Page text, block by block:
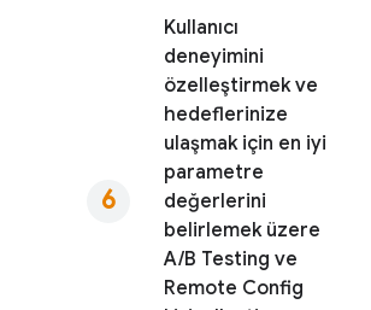
Kullanıcı
deneyimini
özelleştirmek ve
hedeflerinize
ulaşmak için en iyi
parametre
değerlerini
belirlemek üzere
A/B Testing ve
Remote Config